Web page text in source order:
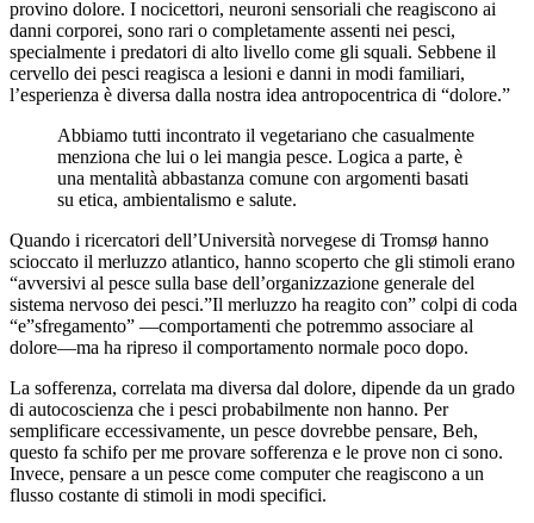
provino dolore. I nocicettori, neuroni sensoriali che reagiscono ai
danni corporei, sono rari o completamente assenti nei pesci,
specialmente i predatori di alto livello come gli squali. Sebbene il
cervello dei pesci reagisca a lesioni e danni in modi familiari,
l’esperienza è diversa dalla nostra idea antropocentrica di “dolore.”
Abbiamo tutti incontrato il vegetariano che casualmente
menziona che lui o lei mangia pesce. Logica a parte, è
una mentalità abbastanza comune con argomenti basati
su etica, ambientalismo e salute.
Quando i ricercatori dell’Università norvegese di Tromsø hanno
scioccato il merluzzo atlantico, hanno scoperto che gli stimoli erano
“avversivi al pesce sulla base dell’organizzazione generale del
sistema nervoso dei pesci.”Il merluzzo ha reagito con” colpi di coda
“e”sfregamento” —comportamenti che potremmo associare al
dolore—ma ha ripreso il comportamento normale poco dopo.
La sofferenza, correlata ma diversa dal dolore, dipende da un grado
di autocoscienza che i pesci probabilmente non hanno. Per
semplificare eccessivamente, un pesce dovrebbe pensare, Beh,
questo fa schifo per me provare sofferenza e le prove non ci sono.
Invece, pensare a un pesce come computer che reagiscono a un
flusso costante di stimoli in modi specifici.